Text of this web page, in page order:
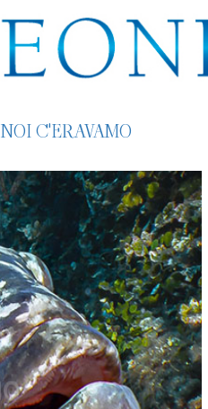
NOI C'ERAVAMO